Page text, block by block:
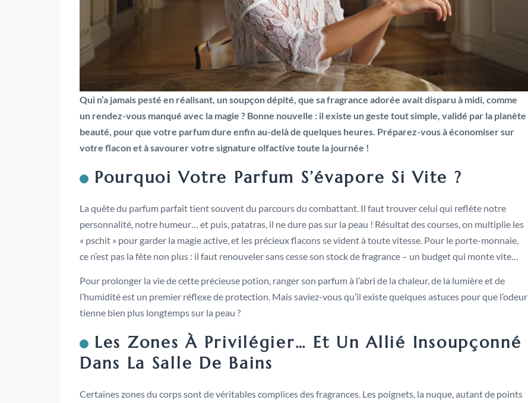
Qui n’a jamais pesté en réalisant, un soupçon dépité, que sa fragrance adorée avait disparu à midi, comme
un rendez-vous manqué avec la magie ? Bonne nouvelle : il existe un geste tout simple, validé par la planète
beauté, pour que votre parfum dure enfin au-delà de quelques heures. Préparez-vous à économiser sur
votre flacon et à savourer votre signature olfactive toute la journée !
Pourquoi Votre Parfum S’évapore Si Vite ?
La quête du parfum parfait tient souvent du parcours du combattant. Il faut trouver celui qui reflète notre
personnalité, notre humeur… et puis, patatras, il ne dure pas sur la peau ! Résultat des courses, on multiplie les
« pschit » pour garder la magie active, et les précieux flacons se vident à toute vitesse. Pour le porte-monnaie,
ce n’est pas la fête non plus : il faut renouveler sans cesse son stock de fragrance – un budget qui monte vite…
Pour prolonger la vie de cette précieuse potion, ranger son parfum à l’abri de la chaleur, de la lumière et de
l’humidité est un premier réflexe de protection. Mais saviez-vous qu’il existe quelques astuces pour que l’odeur
tienne bien plus longtemps sur la peau ?
Les Zones À Privilégier… Et Un Allié Insoupçonné
Dans La Salle De Bains
Certaines zones du corps sont de véritables complices des fragrances. Les poignets, la nuque, autant de points